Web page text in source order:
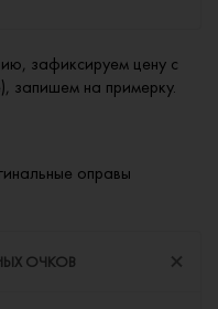
зафиксируем цену с
запишем на примерку.
оправы
ОЧКОВ